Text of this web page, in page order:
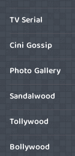
TV Serial
Cini Gossip
Photo Gallery
Sandalwood
Tollywood
Bollywood